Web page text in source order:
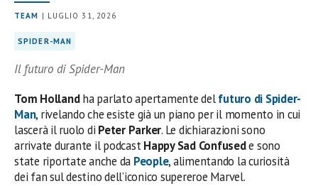
TEAM | LUGLIO 31, 2026
SPIDER-MAN
Il futuro di Spider-Man
Tom Hollandha parlato apertamente delfuturo di Spider-
Man, rivelando che esiste già un piano per il momento in cui
lascerà il ruolo di Peter Parker. Le dichiarazioni sono
arrivate durante il podcastHappy Sad Confusede sono
state riportate anche da People, alimentando la curiosità
dei fan sul destino dell’iconico supereroe Marvel.